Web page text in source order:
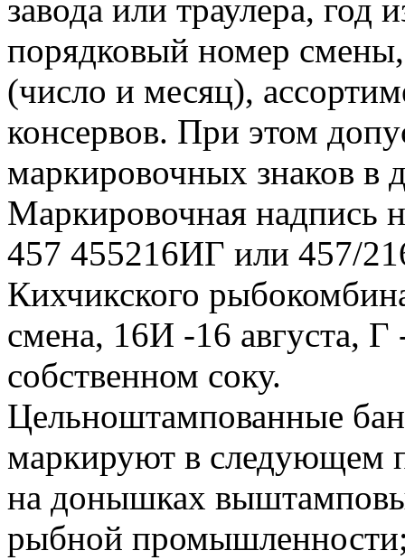
завода или траулера, год
порядковый номер смены,
(число и месяц),
консервов. При этом
маркировочных знаков в
Маркировочная надпись
457 455216ИГ или 457/
Кихчикского
смена, 16И -16 августа, Г
собственном соку.
Цельноштампованные
маркируют в следующем
на донышках
рыбной